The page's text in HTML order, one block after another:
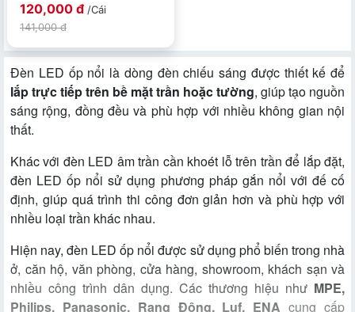
120,000 đ /Cái
141,000 đ
Đèn LED ốp nổi là dòng đèn chiếu sáng được thiết kế để
lắp trực tiếp trên bề mặt trần hoặc tường, giúp tạo nguồn
sáng rộng, đồng đều và phù hợp với nhiều không gian nội
thất.
Khác với đèn LED âm trần cần khoét lỗ trên trần để lắp đặt,
đèn LED ốp nổi sử dụng phương pháp gắn nổi với đế cố
định, giúp quá trình thi công đơn giản hơn và phù hợp với
nhiều loại trần khác nhau.
Hiện nay, đèn LED ốp nổi được sử dụng phổ biến trong nhà
ở, căn hộ, văn phòng, cửa hàng, showroom, khách sạn và
nhiều công trình dân dụng. Các thương hiệu như MPE,
Philips, Panasonic, Rạng Đông, Luf, ENA cung cấp